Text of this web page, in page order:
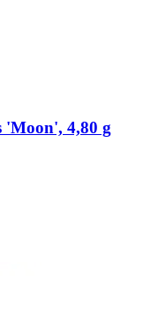
'Moon', 4,80 g